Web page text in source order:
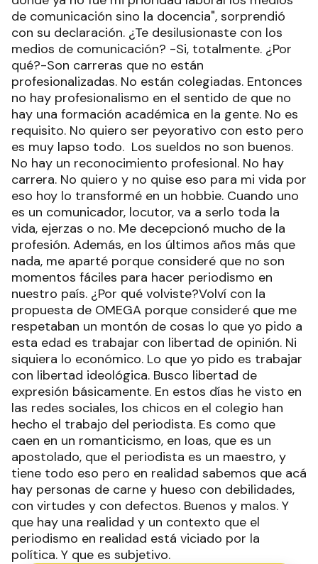
de comunicación sino la docencia", sorprendió
con su declaración. ¿Te desilusionaste con los
medios de comunicación? -Si, totalmente. ¿Por
qué?-Son carreras que no están
profesionalizadas. No están colegiadas. Entonces
no hay profesionalismo en el sentido de que no
hay una formación académica en la gente. No es
requisito. No quiero ser peyorativo con esto pero
es muy lapso todo. Los sueldos no son buenos.
No hay un reconocimiento profesional. No hay
carrera. No quiero y no quise eso para mi vida por
eso hoy lo transformé en un hobbie. Cuando uno
es un comunicador, locutor, va a serlo toda la
vida, ejerzas o no. Me decepcionó mucho de la
profesión. Además, en los últimos años más que
nada, me aparté porque consideré que no son
momentos fáciles para hacer periodismo en
nuestro país. ¿Por qué volviste?Volví con la
propuesta de OMEGA porque consideré que me
respetaban un montón de cosas lo que yo pido a
esta edad es trabajar con libertad de opinión. Ni
siquiera lo económico. Lo que yo pido es trabajar
con libertad ideológica. Busco libertad de
expresión básicamente. En estos días he visto en
las redes sociales, los chicos en el colegio han
hecho el trabajo del periodista. Es como que
caen en un romanticismo, en loas, que es un
apostolado, que el periodista es un maestro, y
tiene todo eso pero en realidad sabemos que acá
hay personas de carne y hueso con debilidades,
con virtudes y con defectos. Buenos y malos. Y
que hay una realidad y un contexto que el
periodismo en realidad está viciado por la
política. Y que es subjetivo.